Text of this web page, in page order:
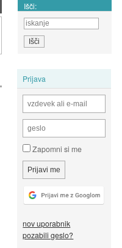
Išči:
Prijava
Zapomni si me
nov uporabnik
pozabili geslo?